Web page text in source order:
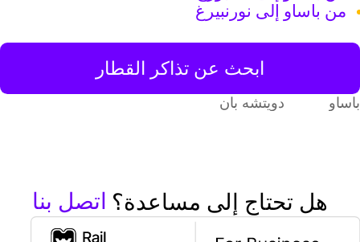
من باساو إلى نورنبيرغ
ابحث عن تذاكر القطار
دويتشه بان
هل تحتاج إلى مساعدة؟ اتصل بنا